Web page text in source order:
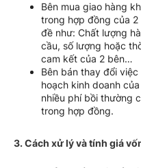
Bên mua giao hàng
trong hợp đồng của
đề như: Chất lượng
cầu, số lượng hoặc
cam kết của 2 bên…
Bên bán thay đổi
hoạch kinh doanh
nhiều phí bồi thường
trong hợp đồng.
3. Cách xử lý và tính giá